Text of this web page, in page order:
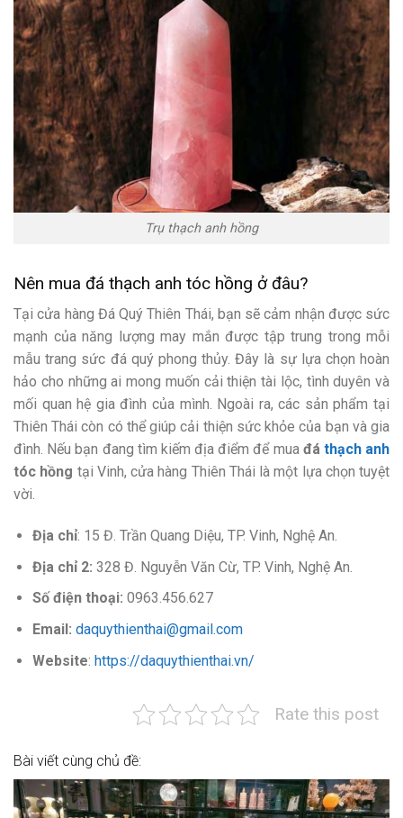
Trụ thạch anh hồng
Nên mua đá thạch anh tóc hồng ở đâu?
Tại cửa hàng Đá Quý Thiên Thái, bạn sẽ cảm nhận được sức
mạnh của năng lượng may mắn được tập trung trong mỗi
mẫu trang sức đá quý phong thủy. Đây là sự lựa chọn hoàn
hảo cho những ai mong muốn cải thiện tài lộc, tình duyên và
mối quan hệ gia đình của mình. Ngoài ra, các sản phẩm tại
Thiên Thái còn có thể giúp cải thiện sức khỏe của bạn và gia
đình. Nếu bạn đang tìm kiếm địa điểm để mua đá thạch anh
tóc hồng tại Vinh, cửa hàng Thiên Thái là một lựa chọn tuyệt
vời.
Địa chỉ: 15 Đ. Trần Quang Diệu, TP. Vinh, Nghệ An.
Địa chỉ 2: 328 Đ. Nguyễn Văn Cừ, TP. Vinh, Nghệ An.
Số điện thoại: 0963.456.627
Email: daquythienthai@gmail.com
Website: https://daquythienthai.vn/
Rate this post
Bài viết cùng chủ đề: